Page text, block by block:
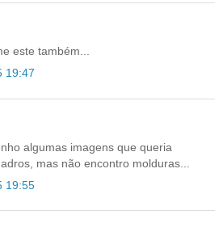
este também...
19:47
algumas imagens que queria
mas não encontro molduras...
19:55